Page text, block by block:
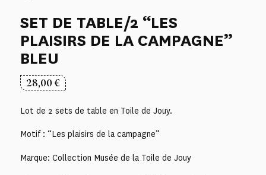
SET DE TABLE/2 “LES
PLAISIRS DE LA CAMPAGNE”
BLEU
28,00€
Lot de 2 sets de table en Toile de Jouy.
Motif : “Les plaisirs de la campagne”
Marque: Collection Musée de la Toile de Jouy